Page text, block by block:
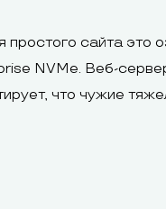
сайта
NVMe. Веб-
что чужие